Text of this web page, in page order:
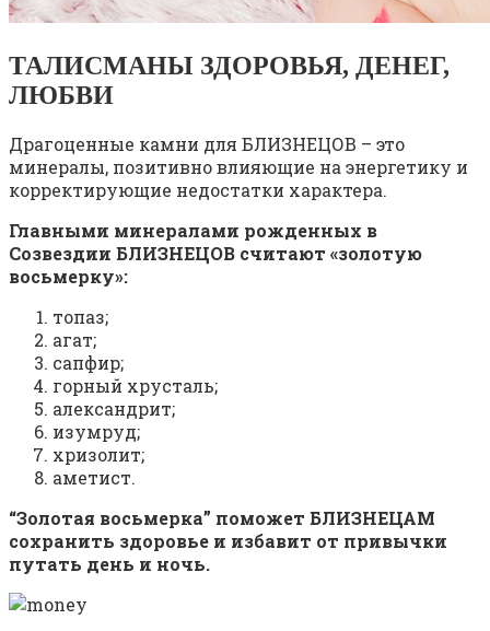
ТАЛИСМАНЫ ЗДОРОВЬЯ, ДЕНЕГ,
ЛЮБВИ
Драгоценные камни для БЛИЗНЕЦОВ – это
минералы, позитивно влияющие на энергетику и
корректирующие недостатки характера.
Главными минералами рожденных в
Созвездии БЛИЗНЕЦОВ считают «золотую
восьмерку»:
топаз;
агат;
сапфир;
горный хрусталь;
александрит;
изумруд;
хризолит;
аметист.
“Золотая восьмерка” поможет БЛИЗНЕЦАМ
сохранить здоровье и избавит от привычки
путать день и ночь.